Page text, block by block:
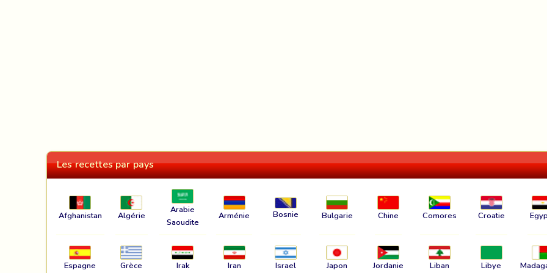
Les recettes par pays
Afghanistan Algérie
Arabie
Saoudite
Arménie Bosnie Bulgarie Chine Comores Croatie
Espagne Grèce Irak Iran Israel Japon Jordanie Liban Libye